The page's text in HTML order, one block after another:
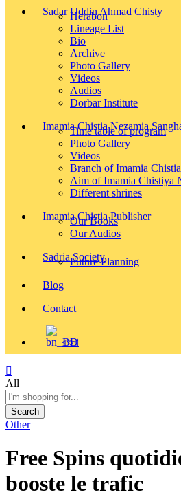
Sadar Uddin Ahmad Chisty
Herabon
Lineage List
Bio
Archive
Photo Gallery
Videos
Audios
Dorbar Institute
Imamia Chistia Nezamia
Time table of program
Photo Gallery
Videos
Branch of Imamia
Aim of Imamia Chistiya
Different shrines
Imamia Chistia Publisher
Our Books
Our Audios
Sadria Society
Future Planning
Blog
Contact
বাংলা
All
Search
Other
Free Spins
booste le trafic